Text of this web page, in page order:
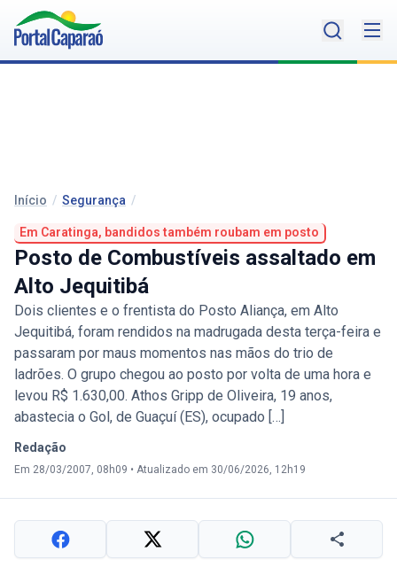
Início / Segurança /
Em Caratinga, bandidos também roubam em posto
Posto de Combustíveis assaltado em
Alto Jequitibá
Dois clientes e o frentista do Posto Aliança, em Alto
Jequitibá, foram rendidos na madrugada desta terça-feira e
passaram por maus momentos nas mãos do trio de
ladrões. O grupo chegou ao posto por volta de uma hora e
levou R$ 1.630,00. Athos Gripp de Oliveira, 19 anos,
abastecia o Gol, de Guaçuí (ES), ocupado […]
Redação
Em 28/03/2007, 08h09 • Atualizado em 30/06/2026, 12h19